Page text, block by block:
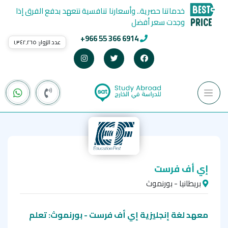
+966 55 366 6914
خدماتنا حصرية.. وأسعارنا تنافسية نتعهد بدفع الفرق إذا
وجدت سعر أفضل
عدد الزوار: ١٬٣٤٢٬٢٦٥
إي أف فرست
بريطانيا - بورنموث
معهد لغة إنجليزية إي أف فرست - بورنموث: تعلم